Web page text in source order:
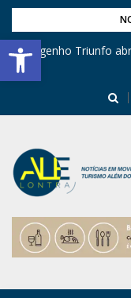
Barra de Ferramentas Aberta
Engenho Triunfo